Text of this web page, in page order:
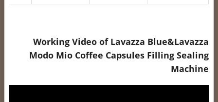
Working Video of Lavazza Blue&Lavazza
Modo Mio Coffee Capsules Filling Sealing
Machine